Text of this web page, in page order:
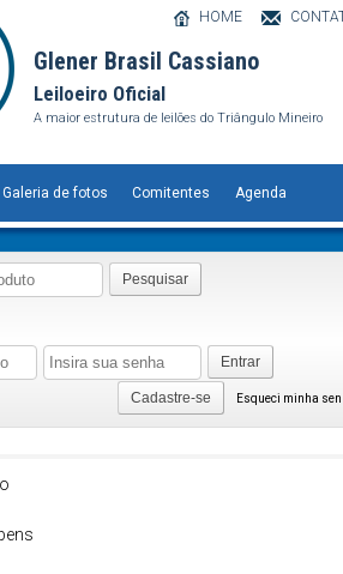
Glener Brasil Cassiano
Leiloeiro Oficial
A maior estrutura de leilões do Triângulo Mineiro
HOME
Galeria de fotos Comitentes Agenda
Pesquisar
Entrar
Esqueci minha
Cadastre-se